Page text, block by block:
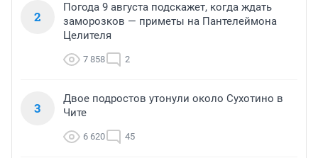
2
Погода 9 августа подскажет, когда ждать
заморозков — приметы на Пантелеймона
Целителя
7 858 2
3
Двое подростов утонули около Сухотино в
Чите
6 620 45